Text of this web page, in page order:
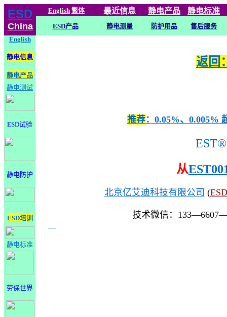
ESD
China
English 繁体 最近信息 静电产品 静电标准
ESD产品 静电测量 防护用品
售后服务
English
静电信息
静电产品
静电测试
ESD试验
静电防护
ESD培训
静电标准
劳保世界
返回
推荐：0.05%、0.005%
EST®
从
北京亿艾迪科技有限公司 (
技术微信：